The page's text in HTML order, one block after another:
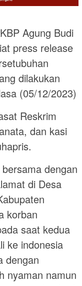
Agung Budi
press release
dilakukan
(05/12/2023)
Reskrim
dan kasi
dengan
di Desa
korban
saat kedua
ke indonesia
dengan
nyaman namun